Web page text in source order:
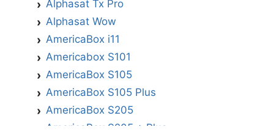
Alphasat Tx Pro
Alphasat Wow
AmericaBox i11
Americabox S101
AmericaBox S105
AmericaBox S105 Plus
AmericaBox S205
AmericaBox S205 + Plus